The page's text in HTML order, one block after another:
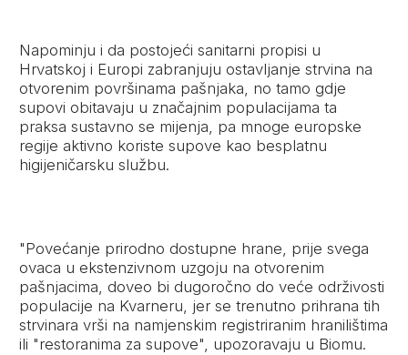
Napominju i da postojeći sanitarni propisi u
Hrvatskoj i Europi zabranjuju ostavljanje strvina na
otvorenim površinama pašnjaka, no tamo gdje
supovi obitavaju u značajnim populacijama ta
praksa sustavno se mijenja, pa mnoge europske
regije aktivno koriste supove kao besplatnu
higijeničarsku službu.
"Povećanje prirodno dostupne hrane, prije svega
ovaca u ekstenzivnom uzgoju na otvorenim
pašnjacima, doveo bi dugoročno do veće održivosti
populacije na Kvarneru, jer se trenutno prihrana tih
strvinara vrši na namjenskim registriranim hranilištima
ili "restoranima za supove", upozoravaju u Biomu.